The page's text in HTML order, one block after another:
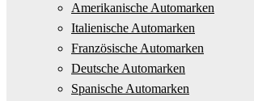
Amerikanische Automarken
Italienische Automarken
Französische Automarken
Deutsche Automarken
Spanische Automarken